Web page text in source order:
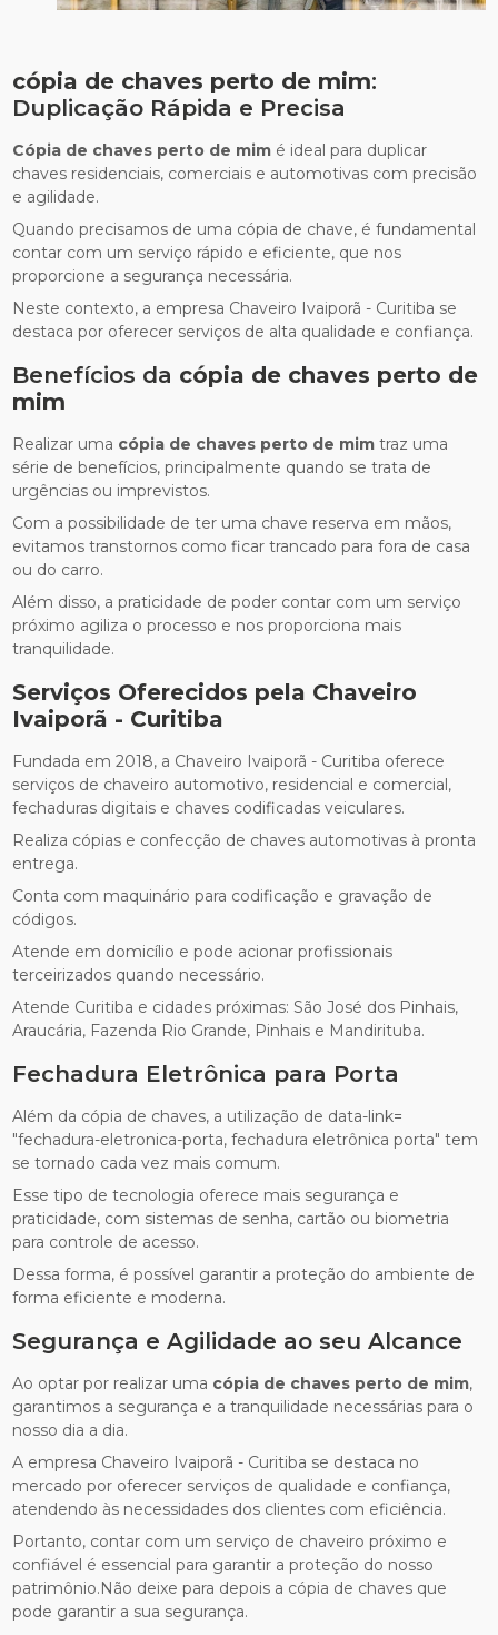
cópia de chaves perto de mim:
Duplicação Rápida e Precisa
Cópia de chaves perto de mim é ideal para duplicar
chaves residenciais, comerciais e automotivas com precisão
e agilidade.
Quando precisamos de uma cópia de chave, é fundamental
contar com um serviço rápido e eficiente, que nos
proporcione a segurança necessária.
Neste contexto, a empresa Chaveiro Ivaiporã - Curitiba se
destaca por oferecer serviços de alta qualidade e confiança.
Benefícios da cópia de chaves perto de
mim
Realizar uma cópia de chaves perto de mim traz uma
série de benefícios, principalmente quando se trata de
urgências ou imprevistos.
Com a possibilidade de ter uma chave reserva em mãos,
evitamos transtornos como ficar trancado para fora de casa
ou do carro.
Além disso, a praticidade de poder contar com um serviço
próximo agiliza o processo e nos proporciona mais
tranquilidade.
Serviços Oferecidos pela Chaveiro
Ivaiporã - Curitiba
Fundada em 2018, a Chaveiro Ivaiporã - Curitiba oferece
serviços de chaveiro automotivo, residencial e comercial,
fechaduras digitais e chaves codificadas veiculares.
Realiza cópias e confecção de chaves automotivas à pronta
entrega.
Conta com maquinário para codificação e gravação de
códigos.
Atende em domicílio e pode acionar profissionais
terceirizados quando necessário.
Atende Curitiba e cidades próximas: São José dos Pinhais,
Araucária, Fazenda Rio Grande, Pinhais e Mandirituba.
Fechadura Eletrônica para Porta
Além da cópia de chaves, a utilização de data-link=
"fechadura-eletronica-porta, fechadura eletrônica porta" tem
se tornado cada vez mais comum.
Esse tipo de tecnologia oferece mais segurança e
praticidade, com sistemas de senha, cartão ou biometria
para controle de acesso.
Dessa forma, é possível garantir a proteção do ambiente de
forma eficiente e moderna.
Segurança e Agilidade ao seu Alcance
Ao optar por realizar uma cópia de chaves perto de mim,
garantimos a segurança e a tranquilidade necessárias para o
nosso dia a dia.
A empresa Chaveiro Ivaiporã - Curitiba se destaca no
mercado por oferecer serviços de qualidade e confiança,
atendendo às necessidades dos clientes com eficiência.
Portanto, contar com um serviço de chaveiro próximo e
confiável é essencial para garantir a proteção do nosso
patrimônio.Não deixe para depois a cópia de chaves que
pode garantir a sua segurança.